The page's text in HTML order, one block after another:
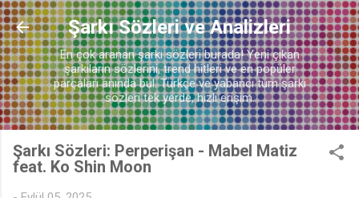
Ana içeriğe atla
Şarkı Sözleri ve Analizleri
En çok aranan şarkı sözleri burada! Yeni çıkan
şarkıların sözlerini, trend hitleri ve en popüler
parçaları anında bul. Türkçe ve yabancı tüm şarkı
sözleri tek yerde, hızlı erişim.
Şarkı Sözleri: Perperişan - Mabel Matiz
feat. Ko Shin Moon
♬
♫